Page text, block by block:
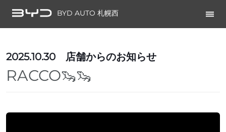
BYD AUTO 札幌西
2025.10.30 店舗からのお知らせ
RACCO🦦🦦